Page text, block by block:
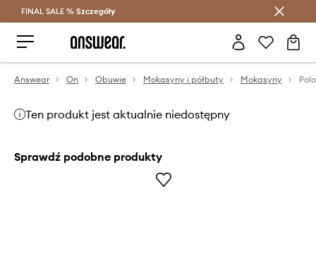
Oszczędzaj z Answear Club >
FINAL SALE % Szczegóły
Answear On Obuwie Mokasyny i półbuty Mokasyny
Ten produkt jest aktualnie niedostępny
Sprawdź podobne produkty